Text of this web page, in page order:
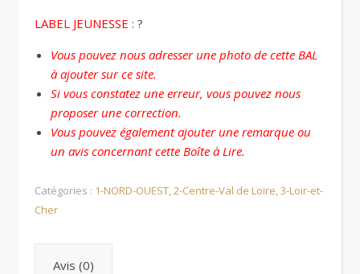
LABEL JEUNESSE : ?
Vous pouvez nous adresser une photo de cette BAL
à ajouter sur ce site.
Si vous constatez une erreur, vous pouvez nous
proposer une correction.
Vous pouvez également ajouter une remarque ou
un avis concernant cette Boîte à Lire.
Catégories : 1-NORD-OUEST,2-Centre-Val de Loire,3-Loir-et-
Cher
Avis (0)